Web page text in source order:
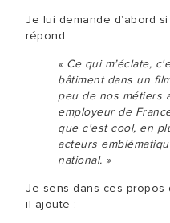
Je lui demande d’abord
répond :
« Ce qui m’éclate,
bâtiment dans un
peu de nos métiers
employeur de
que c'est cool, en
acteurs
national. »
Je sens dans ces propos
il ajoute :